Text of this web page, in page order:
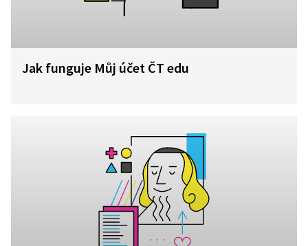
Jak funguje Můj účet ČT edu